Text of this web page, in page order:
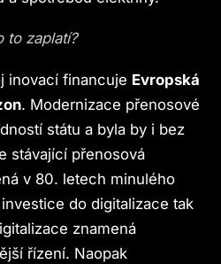
to zaplatí?
inovací financuje Evropská
. Modernizace přenosové
státu a byla by i bez
stávající přenosová
v 80. letech minulého
do digitalizace tak
znamená
řízení. Naopak